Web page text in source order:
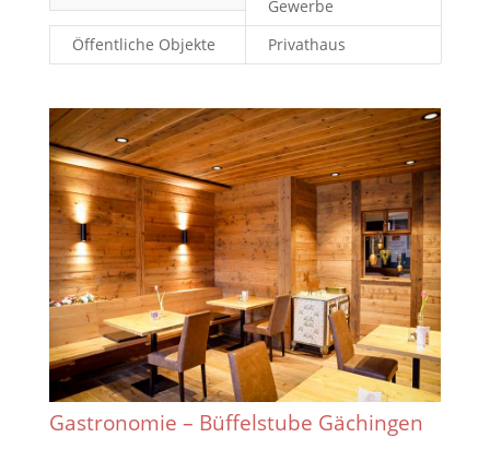
Gewerbe
Öffentliche Objekte
Privathaus
Gastronomie – Büffelstube Gächingen